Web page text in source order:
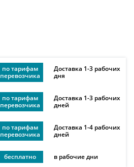
по тарифам
перевозчика
Доставка 1-3 рабочих
дня
по тарифам
перевозчика
Доставка 1-3 рабочих
дней
по тарифам
перевозчика
Доставка 1-4 рабочих
дней
бесплатно в рабочие дни